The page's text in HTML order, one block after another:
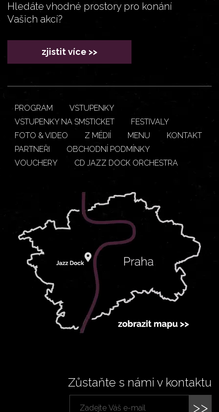
Hledáte vhodné prostory pro konání
Vašich akcí?
zjistit více >>
PROGRAM
VSTUPENKY
VSTUPENKY NA SMSTICKET
FESTIVALY
FOTO & VIDEO
Z MÉDIÍ MENU
KONTAKT
PARTNEŘI
OBCHODNÍ PODMÍNKY
VOUCHERY
CD JAZZ DOCK ORCHESTRA
Zůstaňte s námi v kontaktu
>>